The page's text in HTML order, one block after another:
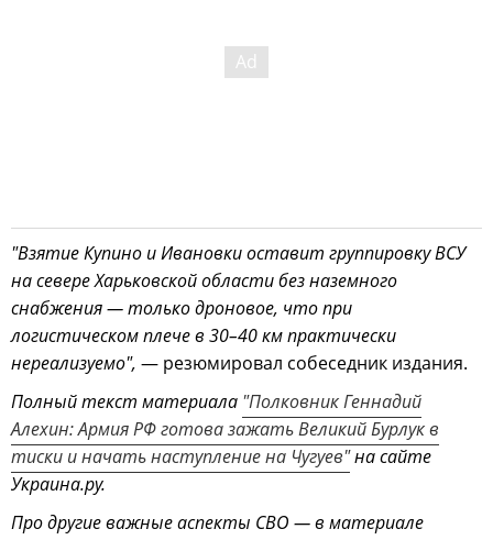
"Взятие Купино и Ивановки оставит группировку ВСУ
на севере Харьковской области без наземного
снабжения — только дроновое, что при
логистическом плече в 30–40 км практически
нереализуемо", — резюмировал собеседник издания.
Полный текст материала "Полковник Геннадий
Алехин: Армия РФ готова зажать Великий Бурлук в
тиски и начать наступление на Чугуев"на сайте
Украина.ру.
Про другие важные аспекты СВО — в материале